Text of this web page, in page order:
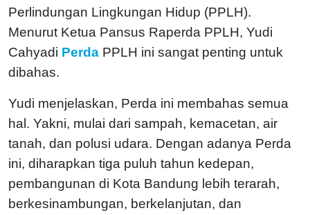
Perlindungan Lingkungan Hidup (PPLH).
Menurut Ketua Pansus Raperda PPLH, Yudi
Cahyadi Perda PPLH ini sangat penting untuk
dibahas.
Yudi menjelaskan, Perda ini membahas semua
hal. Yakni, mulai dari sampah, kemacetan, air
tanah, dan polusi udara. Dengan adanya Perda
ini, diharapkan tiga puluh tahun kedepan,
pembangunan di Kota Bandung lebih terarah,
berkesinambungan, berkelanjutan, dan